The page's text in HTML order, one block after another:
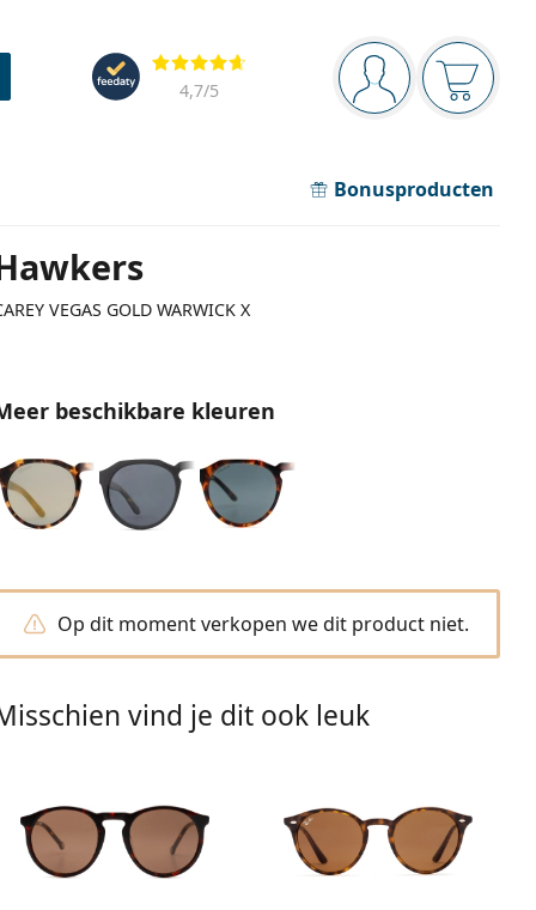
Navigatie
Je bent ingelogd
Jouw
Beoordelingen
4,7/5
Bonusproducten
VEGAS GOLD WARWICK X
beschikbare kleuren
Op dit moment verkopen we dit product niet.
vind je dit ook leuk